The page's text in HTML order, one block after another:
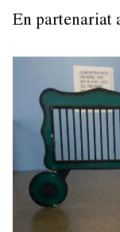
En partenariat